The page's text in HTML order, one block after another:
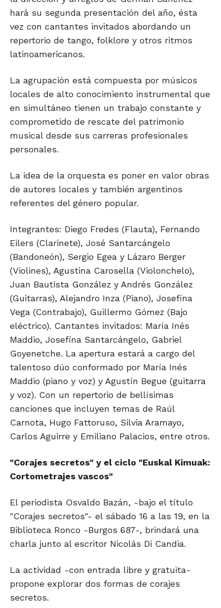
hará su segunda presentación del año, ésta
vez con cantantes invitados abordando un
repertorio de tango, folklore y otros ritmos
latinoamericanos.
La agrupación está compuesta por músicos
locales de alto conocimiento instrumental que
en simultáneo tienen un trabajo constante y
comprometido de rescate del patrimonio
musical desde sus carreras profesionales
personales.
La idea de la orquesta es poner en valor obras
de autores locales y también argentinos
referentes del género popular.
Integrantes: Diego Fredes (Flauta), Fernando
Eilers (Clarinete), José Santarcángelo
(Bandoneón), Sergio Egea y Lázaro Berger
(Violines), Agustina Carosella (Violonchelo),
Juan Bautista González y Andrés González
(Guitarras), Alejandro Inza (Piano), Josefina
Vega (Contrabajo), Guillermo Gómez (Bajo
eléctrico). Cantantes invitados: María Inés
Maddio, Josefina Santarcángelo, Gabriel
Goyenetche. La apertura estará a cargo del
talentoso dúo conformado por María Inés
Maddio (piano y voz) y Agustín Begue (guitarra
y voz). Con un repertorio de bellísimas
canciones que incluyen temas de Raúl
Carnota, Hugo Fattoruso, Silvia Aramayo,
Carlos Aguirre y Emiliano Palacios, entre otros.
"Corajes secretos" y el ciclo "Euskal Kimuak:
Cortometrajes vascos"
El periodista Osvaldo Bazán, -bajo el título
"Corajes secretos"- el sábado 16 a las 19, en la
Biblioteca Ronco -Burgos 687-, brindará una
charla junto al escritor Nicolás Di Candia.
La actividad -con entrada libre y gratuita-
propone explorar dos formas de corajes
secretos.